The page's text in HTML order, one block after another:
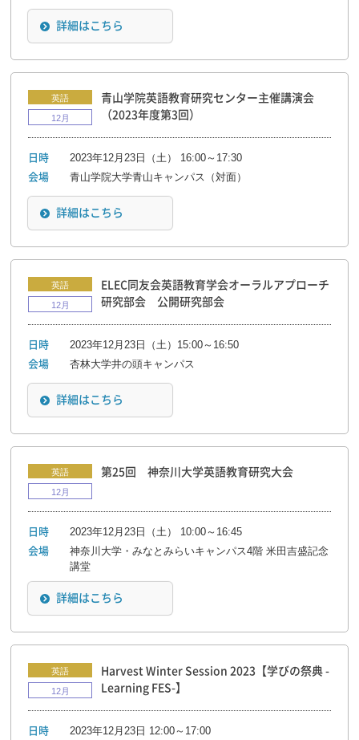
詳細はこちら
英語
12月
青山学院英語教育研究センター主催講演会
（2023年度第3回）
日時 2023年12月23日（土） 16:00～17:30
会場 青山学院大学青山キャンパス（対面）
詳細はこちら
英語
12月
ELEC同友会英語教育学会オーラルアプローチ
研究部会 公開研究部会
日時 2023年12月23日（土）15:00～16:50
会場 杏林大学井の頭キャンパス
詳細はこちら
英語
12月
第25回 神奈川大学英語教育研究大会
日時 2023年12月23日（土） 10:00～16:45
会場
神奈川大学・みなとみらいキャンパス4階 米田吉盛記念
講堂
詳細はこちら
英語
12月
Harvest Winter Session 2023【学びの祭典 -
Learning FES-】
日時 2023年12月23日 12:00～17:00